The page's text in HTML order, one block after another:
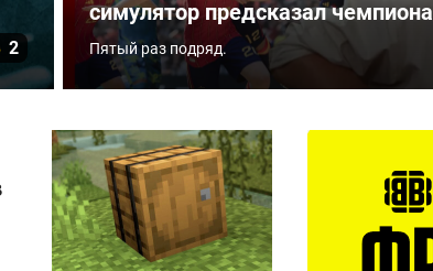
2
симулятор предсказал
Пятый раз подряд.